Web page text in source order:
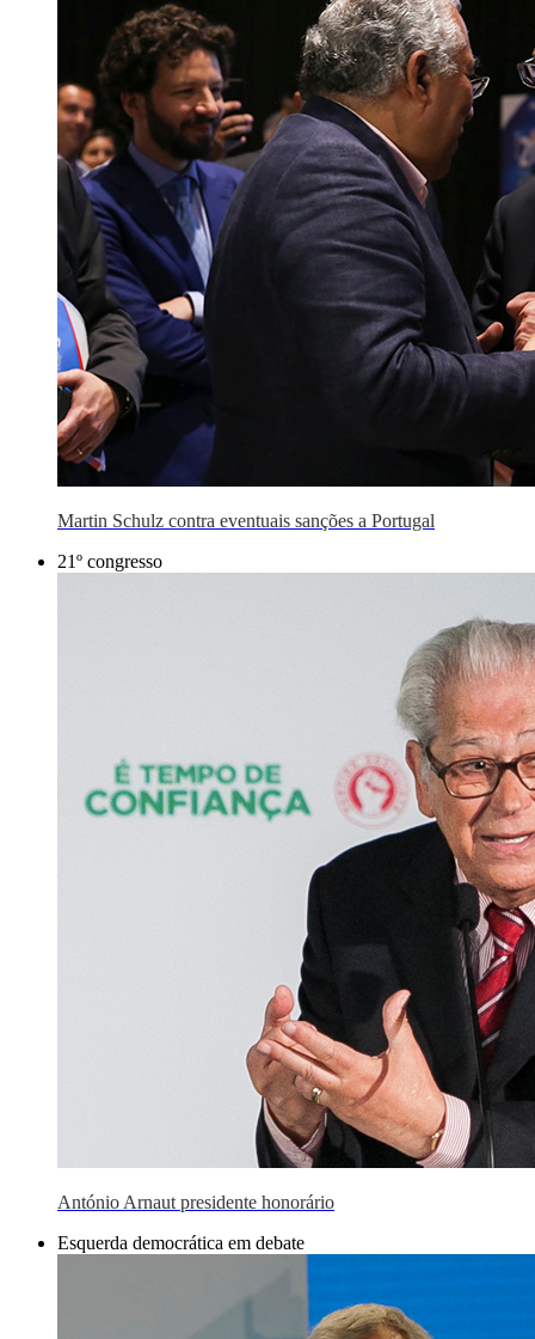
Martin Schulz contra eventuais sanções a Portugal
21º congresso
António Arnaut presidente honorário
Esquerda democrática em debate